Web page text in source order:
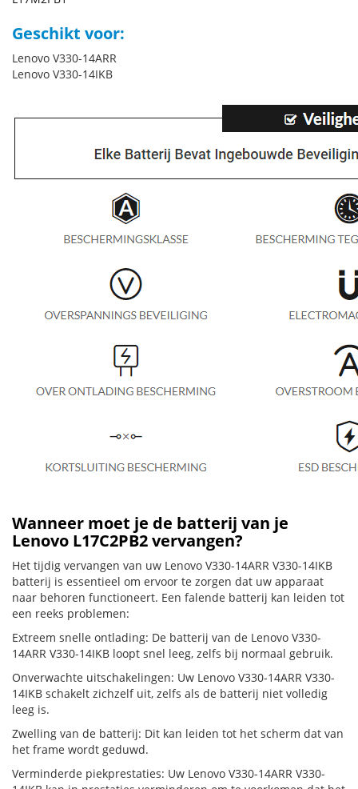
Geschikt voor:
Lenovo V330-14ARR
Lenovo V330-14IKB
Wanneer moet je de batterij van je
Lenovo L17C2PB2 vervangen?
Het tijdig vervangen van uw Lenovo V330-14ARR V330-14IKB
batterij is essentieel om ervoor te zorgen dat uw apparaat
naar behoren functioneert. Een falende batterij kan leiden tot
een reeks problemen:
Extreem snelle ontlading: De batterij van de Lenovo V330-
14ARR V330-14IKB loopt snel leeg, zelfs bij normaal gebruik.
Onverwachte uitschakelingen: Uw Lenovo V330-14ARR V330-
14IKB schakelt zichzelf uit, zelfs als de batterij niet volledig
leeg is.
Zwelling van de batterij: Dit kan leiden tot het scherm dat van
het frame wordt geduwd.
Verminderde piekprestaties: Uw Lenovo V330-14ARR V330-